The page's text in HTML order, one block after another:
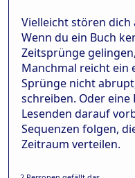
Vielleicht stören dich
Wenn du ein Buch
Zeitsprünge
Manchmal reicht ein
Sprünge nicht
schreiben. Oder eine
Lesenden darauf
Sequenzen folgen,
Zeitraum verteilen.